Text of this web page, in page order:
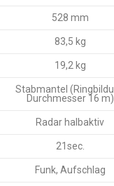
528 mm
83,5 kg
19,2 kg
Stabmantel
Durchmesser 16 m)
Radar halbaktiv
21sec.
Funk, Aufschlag